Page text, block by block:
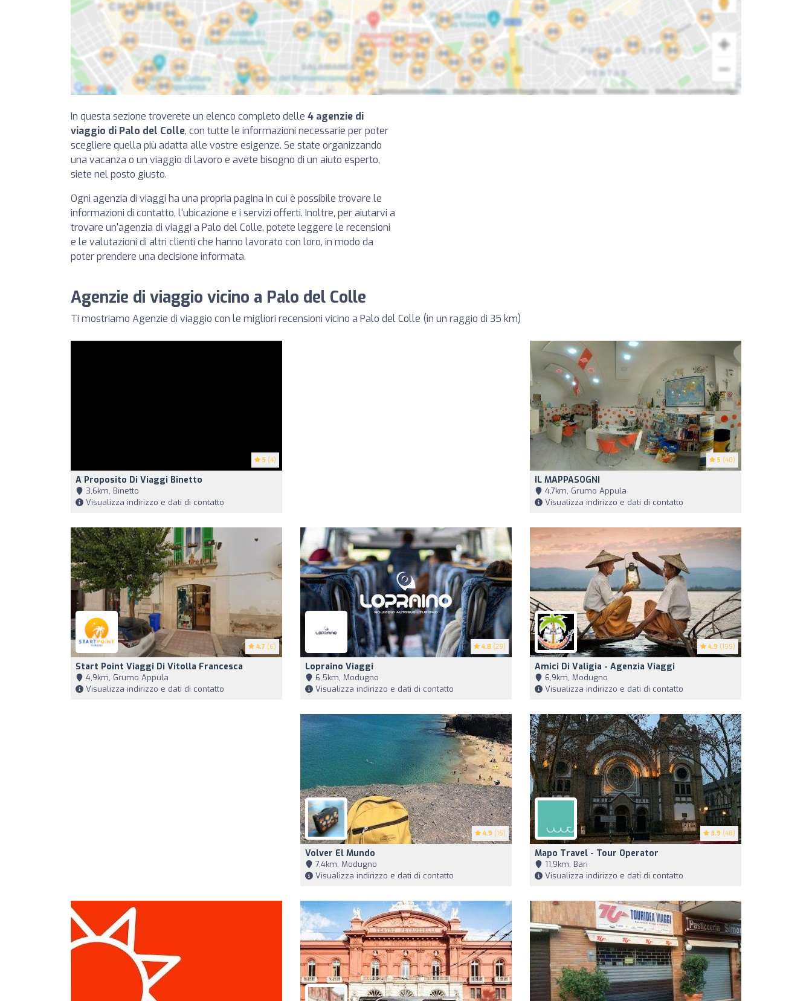
In questa sezione troverete un elenco completo delle 4 agenzie di
viaggio di Palo del Colle, con tutte le informazioni necessarie per poter
scegliere quella più adatta alle vostre esigenze. Se state organizzando
una vacanza o un viaggio di lavoro e avete bisogno di un aiuto esperto,
siete nel posto giusto.
Ogni agenzia di viaggi ha una propria pagina in cui è possibile trovare le
informazioni di contatto, l'ubicazione e i servizi offerti. Inoltre, per aiutarvi a
trovare un'agenzia di viaggi a Palo del Colle, potete leggere le recensioni
e le valutazioni di altri clienti che hanno lavorato con loro, in modo da
poter prendere una decisione informata.
Agenzie di viaggio vicino a Palo del Colle
Ti mostriamo Agenzie di viaggio con le migliori recensioni vicino a Palo del Colle (in un raggio di 35 km)
5 (4)
A Proposito Di Viaggi Binetto
3,6km, Binetto
Visualizza indirizzo e dati di contatto
5 (40)
IL MAPPASOGNI
4,7km, Grumo Appula
Visualizza indirizzo e dati di contatto
4.7 (6)
Start Point Viaggi Di Vitolla Francesca
4,9km, Grumo Appula
Visualizza indirizzo e dati di contatto
4.8 (29)
Lopraino Viaggi
6,5km, Modugno
Visualizza indirizzo e dati di contatto
4.9 (199)
Amici Di Valigia - Agenzia Viaggi
6,9km, Modugno
Visualizza indirizzo e dati di contatto
4.9 (15)
Volver El Mundo
7,4km, Modugno
Visualizza indirizzo e dati di contatto
3.9 (48)
Mapo Travel - Tour Operator
11,9km, Bari
Visualizza indirizzo e dati di contatto